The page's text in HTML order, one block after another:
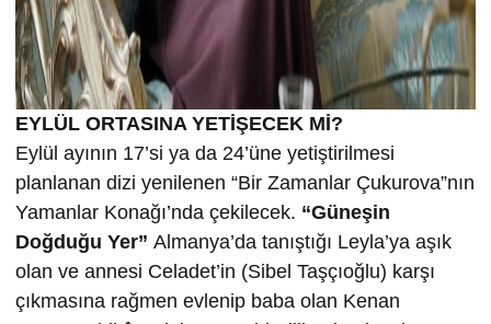
EYLÜL ORTASINA YETİŞECEK Mİ?
Eylül ayının 17’si ya da 24’üne yetiştirilmesi
planlanan dizi yenilenen “Bir Zamanlar Çukurova”nın
Yamanlar Konağı’nda çekilecek. “Güneşin
Doğduğu Yer” Almanya’da tanıştığı Leyla’ya aşık
olan ve annesi Celadet’in (Sibel Taşçıoğlu) karşı
çıkmasına rağmen evlenip baba olan Kenan